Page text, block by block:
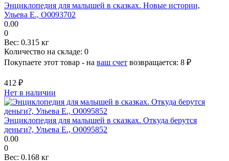
Энциклопедия для малышей в сказках. Новые истории,
Ульева Е., О0093702
0.00
0
Вес: 0.315 кг
Количество на складе: 0
Покупаете этот товар - на ваш счет возвращается: 8 ₽
412 ₽
Нет в наличии
Энциклопедия для малышей в сказках. Откуда берутся
деньги?, Ульева Е., О0095852
0.00
0
Вес: 0.168 кг